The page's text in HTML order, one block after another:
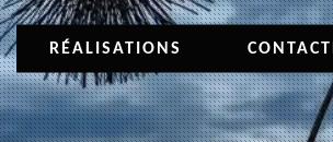
RÉALISATIONS